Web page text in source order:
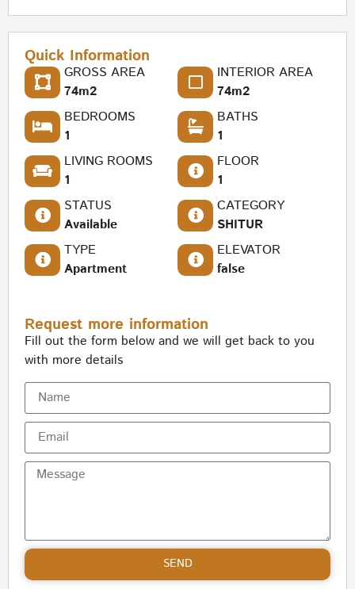
Quick Information
GROSS AREA
74m2
INTERIOR AREA
74m2
BEDROOMS
1
BATHS
1
LIVING ROOMS
1
FLOOR
1
STATUS
Available
CATEGORY
SHITUR
TYPE
Apartment
ELEVATOR
false
Request more information
Fill out the form below and we will get back to you
with more details
SEND